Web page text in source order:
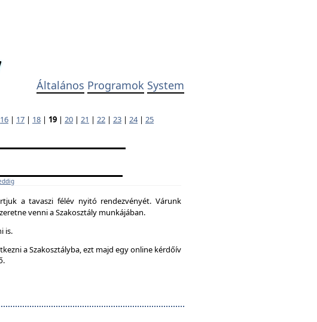
Általános Programok System
16 | 17 | 18 | 19 | 20 | 21 | 22 | 23 | 24| 25
a tavaszi félév nyitó rendezvényét. Várunk
venni a Szakosztály munkájában.
is.
a Szakosztályba, ezt majd egy online kérdőív